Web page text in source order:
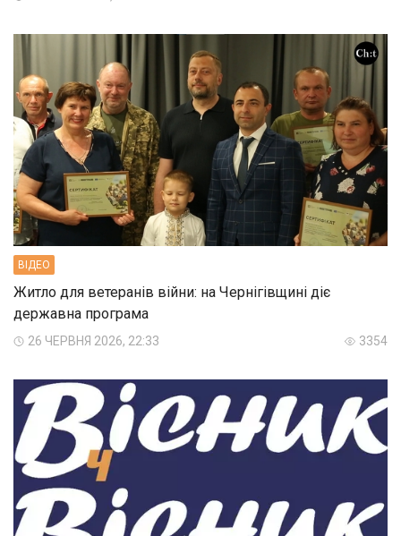
ВIДЕО
Житло для ветеранів війни: на Чернігівщині діє
державна програма
26 ЧЕРВНЯ 2026, 22:33 3354